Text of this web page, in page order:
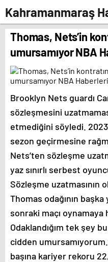
Kahramanmaraş
Thomas, Nets’in
umursamıyor NBA
Brooklyn Nets guardı
sözleşmesini
etmediğini söyledi. 2023-
sezon geçirmesine
Nets’ten sözleşme
yaz sınırlı serbest
Sözleşme uzatmasının
Thomas odağının
sonraki maçı oynamaya
Odaklandığım tek şey
cidden
başına kariyer rekoru